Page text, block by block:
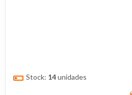
Stock: 14unidades